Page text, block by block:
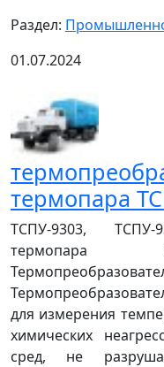
Раздел:
01.07.2024
термопара
ТСПУ-9303, ТСПУ-
термопара
для измерения
химических
сред, не